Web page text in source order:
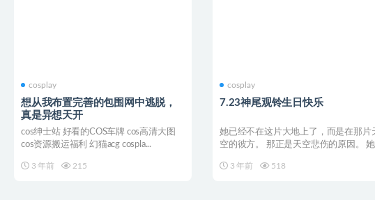
cosplay
想从我布置完善的包围网中逃脱，
真是异想天开
cos绅士站 好看的COS车牌 cos高清大图
cos资源搬运福利 幻猫acg cospla...
3 年前 215
cosplay
7.23神尾观铃生日快乐
她已经不在这片大地上了，而是在那片
空的彼方。 那正是天空悲伤的原因。 她
3 年前
518